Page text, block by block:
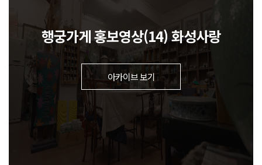
행궁가게 홍보영상(14) 화성사랑
아카이브 보기